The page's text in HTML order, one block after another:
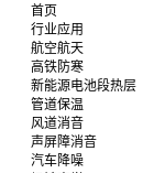
首页
行业应用
航空航天
高铁防寒
新能源电池段热层
管道保温
风道消音
声屏障消音
汽车降噪